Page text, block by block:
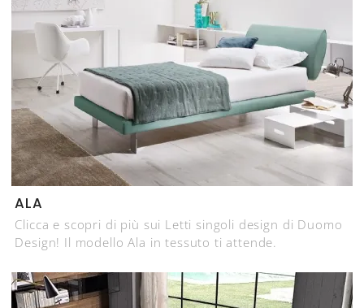
ALA
Clicca e scopri di più sui Letti singoli design di Duomo
Design! Il modello Ala in tessuto ti attende.